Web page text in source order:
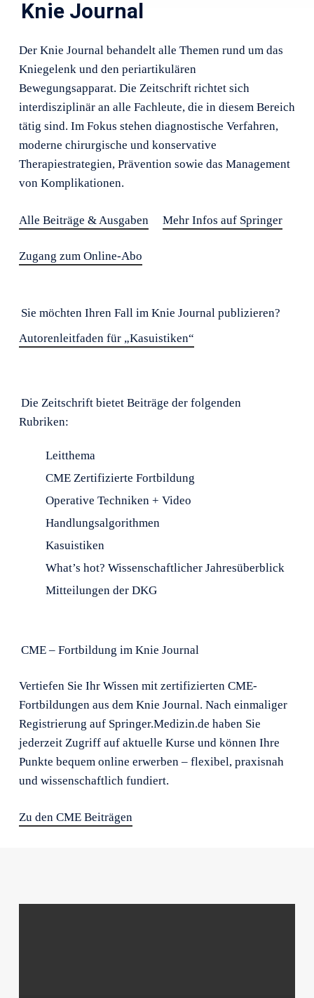
Knie Journal
Der Knie Journal behandelt alle Themen rund um das
Kniegelenk und den periartikulären
Bewegungsapparat. Die Zeitschrift richtet sich
interdisziplinär an alle Fachleute, die in diesem Bereich
tätig sind. Im Fokus stehen diagnostische Verfahren,
moderne chirurgische und konservative
Therapiestrategien, Prävention sowie das Management
von Komplikationen.
Alle Beiträge & Ausgaben Mehr Infos auf Springer
Zugang zum Online-Abo
Sie möchten Ihren Fall im Knie Journal publizieren?
Autorenleitfaden für „Kasuistiken“
Die Zeitschrift bietet Beiträge der folgenden
Rubriken:
Leitthema
CME Zertifizierte Fortbildung
Operative Techniken + Video
Handlungsalgorithmen
Kasuistiken
What’s hot? Wissenschaftlicher Jahresüberblick
Mitteilungen der DKG
CME – Fortbildung im Knie Journal
Vertiefen Sie Ihr Wissen mit zertifizierten CME-
Fortbildungen aus dem Knie Journal. Nach einmaliger
Registrierung auf Springer.Medizin.de haben Sie
jederzeit Zugriff auf aktuelle Kurse und können Ihre
Punkte bequem online erwerben – flexibel, praxisnah
und wissenschaftlich fundiert.
Zu den CME Beiträgen